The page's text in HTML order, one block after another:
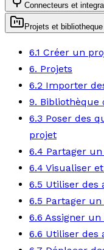
Connecteurs et
Projets et bibliotheque
6.1 Créer un
6. Projets
6.2 Importer
9. Bibliothèque
6.3 Poser des
projet
6.4 Partager
6.4 Visualiser
6.5 Utiliser des
6.5 Partager
6.6 Assigner
6.6 Utiliser des